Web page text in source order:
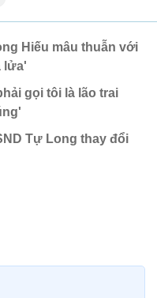
Hiếu mâu thuẫn với
lửa'
gọi tôi là lão trai
Tự Long thay đổi